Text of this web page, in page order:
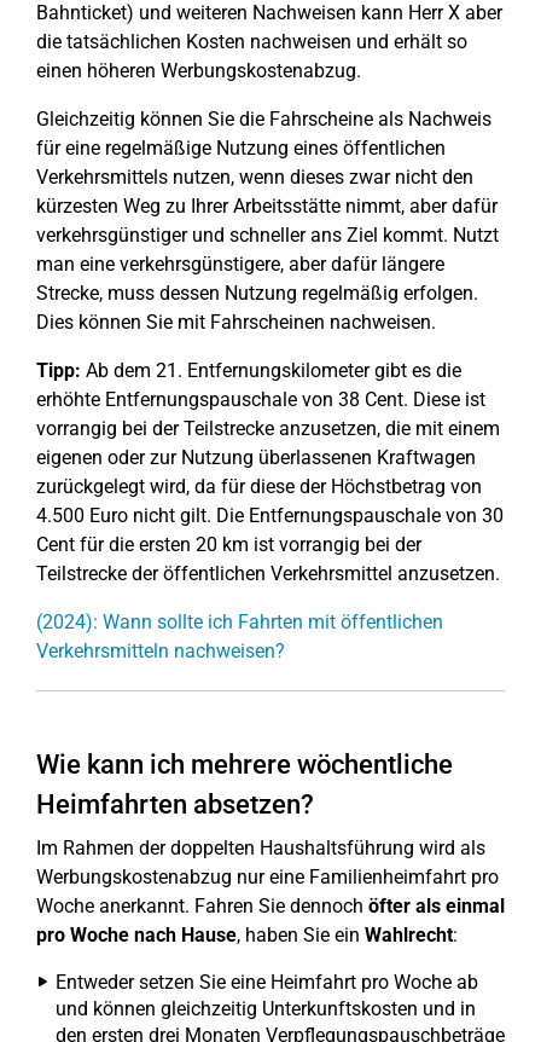
Bahnticket) und weiteren Nachweisen kann Herr X aber
die tatsächlichen Kosten nachweisen und erhält so
einen höheren Werbungskostenabzug.
Gleichzeitig können Sie die Fahrscheine als Nachweis
für eine regelmäßige Nutzung eines öffentlichen
Verkehrsmittels nutzen, wenn dieses zwar nicht den
kürzesten Weg zu Ihrer Arbeitsstätte nimmt, aber dafür
verkehrsgünstiger und schneller ans Ziel kommt. Nutzt
man eine verkehrsgünstigere, aber dafür längere
Strecke, muss dessen Nutzung regelmäßig erfolgen.
Dies können Sie mit Fahrscheinen nachweisen.
Tipp: Ab dem 21. Entfernungskilometer gibt es die
erhöhte Entfernungspauschale von 38 Cent. Diese ist
vorrangig bei der Teilstrecke anzusetzen, die mit einem
eigenen oder zur Nutzung überlassenen Kraftwagen
zurückgelegt wird, da für diese der Höchstbetrag von
4.500 Euro nicht gilt. Die Entfernungspauschale von 30
Cent für die ersten 20 km ist vorrangig bei der
Teilstrecke der öffentlichen Verkehrsmittel anzusetzen.
(2024): Wann sollte ich Fahrten mit öffentlichen
Verkehrsmitteln nachweisen?
Wie kann ich mehrere wöchentliche
Heimfahrten absetzen?
Im Rahmen der doppelten Haushaltsführung wird als
Werbungskostenabzug nur eine Familienheimfahrt pro
Woche anerkannt. Fahren Sie dennoch öfter als einmal
pro Woche nach Hause, haben Sie ein Wahlrecht:
Entweder setzen Sie eine Heimfahrt pro Woche ab
und können gleichzeitig Unterkunftskosten und in
den ersten drei Monaten Verpflegungspauschbeträge